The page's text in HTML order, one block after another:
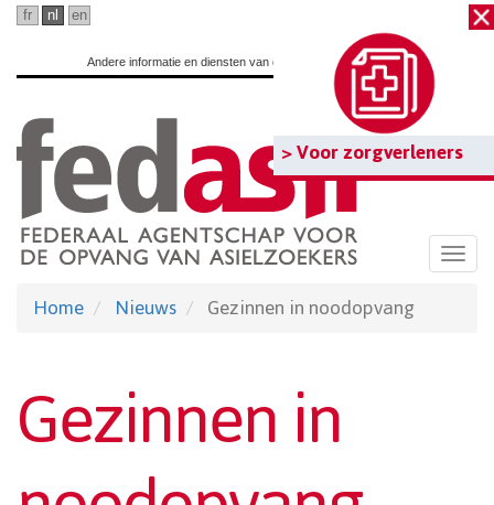
Ga
hoofdinhoud
> Voor zorgverleners
fr nl en
Andere informatie en diensten van de overheid:www.belgium.be
Home Nieuws Gezinnen in noodopvang
Gezinnen in